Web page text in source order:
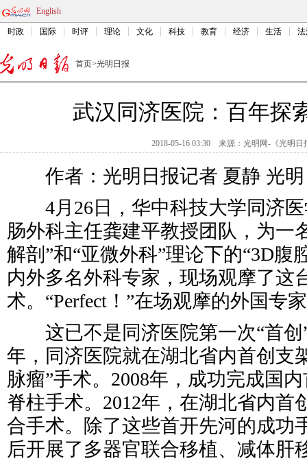
English
时政 国际 时评 理论 文化 科技 教育 经济 生活
首页>光明日报
武汉同济医院：百年探
2018-05-16 03:30 来源： 光明网-《光明日
作者：光明日报记者 夏静 光明
4月26日，华中科技大学同济医
肠外科主任龚建平教授团队，为一
解剖”和“亚微外科”理论下的“3D腹
内外多名外科专家，现场观摩了这
术。“Perfect！”在场观摩的外国专
这已不是同济医院第一次“首创
年，同济医院就在湖北省内首创支
脉瘤”手术。2008年，成功完成国
脊柱手术。2012年，在湖北省内首
合手术。除了这些首开先河的成功
后开展了多器官联合移植、减体肝